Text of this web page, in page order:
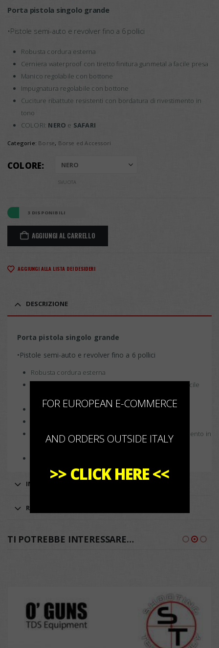
originale
era:
25,00€.
attuale
è:
Porta pistola singolo grande
•Pistole semi-auto e revolver fino a 6 pollici
Robusta cordura esterna
Cerniera waterproof con tiretto finitura gunmetal a facile presa
Manico regolabile con bottone
Impugnatura regolabile con bottone
Cuciture ribattute resistenti con bordatura di rivestimento in
tono
COLORI: NERO e SAFARI
Categorie: Borse, Borse ed Accessori
COLORE
SVUOTA
3 DISPONIBILI
AGGIUNGI AL CARRELLO
AGGIUNGI ALLA LISTA DEI DESIDERI
DESCRIZIONE
Porta pistola singolo grande
•Pistole semi-auto e revolver fino a 6 pollici
Robusta cordura esterna
Cerniera waterproof con tiretto finitura gunmetal a facile
Manico regolabile con bottone
Cuciture ribattute resistenti con bordatura di rivestimento in
INFORMAZIONI AGGIUNTIVE
RECENSIONI (0)
TI POTREBBE INTERESSARE…
FOR EUROPEAN E-COMMERCE
AND ORDERS OUTSIDE ITALY
>> CLICK HERE<<